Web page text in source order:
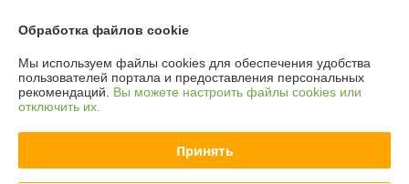
График работы
Полная версия сайта
Политика обработки cookies
Обработка файлов cookie
Мы используем файлы cookies для обеспечения удобства
пользователей портала и предоставления персональных
рекомендаций. Вы можете настроить файлы cookies или
отключить их.
Принять